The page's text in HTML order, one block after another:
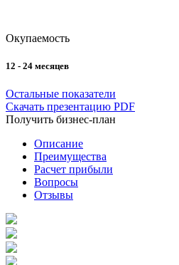
Окупаемость
12 - 24 месяцев
Остальные показатели
Скачать презентацию PDF
Получить бизнес-план
Описание
Преимущества
Расчет прибыли
Вопросы
Отзывы